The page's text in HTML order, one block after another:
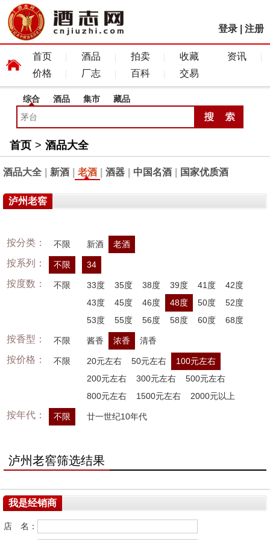
登录 注册
首页 酒品 拍卖 收藏
资讯
价格
厂志 百科 交易
综合 酒品 集市 藏品
首页 > 酒品大全
酒品大全 新酒 老酒 酒器 中国名酒 国家优质酒
泸州老窖
按分类： 不限 新酒 老酒
按系列： 不限 34
按度数： 不限 33度 35度 38度 39度 41度
42度
43度
45度 46度 48度 50度
52度
53度
55度 56度 58度 60度 68度
按香型： 不限 酱香 浓香 清香
按价格： 不限 20元左右 50元左右
100元左右
200元左右
300元左右
500元左右
800元左右
1500元左右 2000元以上
按年代： 不限 廿一世纪10年代
泸州老窖筛选结果
我是经销商
店 名：